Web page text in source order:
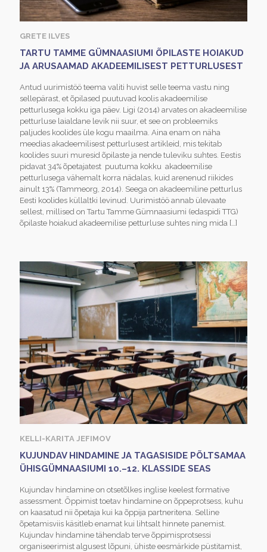
GRETE ILVES
TARTU TAMME GÜMNAASIUMI ÕPILASTE HOIAKUD
JA ARUSAAMAD AKADEEMILISEST PETTURLUSEST
Antud uurimistöö teema valiti huvist selle teema vastu ning
sellepärast, et õpilased puutuvad koolis akadeemilise
petturlusega kokku iga päev. Ligi (2014) arvates on akadeemilise
petturluse laialdane levik nii suur, et see on probleemiks
paljudes koolides üle kogu maailma. Aina enam on näha
meedias akadeemilisest petturlusest artikleid, mis tekitab
koolides suuri muresid õpilaste ja nende tuleviku suhtes. Eestis
pidavat 34% õpetajatest puutuma kokku akadeemilise
petturlusega vähemalt korra nädalas, kuid arenenud riikides
ainult 13% (Tammeorg, 2014). Seega on akadeemiline petturlus
Eesti koolides küllaltki levinud. Uurimistöö annab ülevaate
sellest, millised on Tartu Tamme Gümnaasiumi (edaspidi TTG)
õpilaste hoiakud akadeemilise petturluse suhtes ning mida […]
KELLI-KARITA JEFIMOV
KUJUNDAV HINDAMINE JA TAGASISIDE PÕLTSAMAA
ÜHISGÜMNAASIUMI 10.–12. KLASSIDE SEAS
Kujundav hindamine on otsetõlkes inglise keelest formative
assessment. Õppimist toetav hindamine on õppeprotsess, kuhu
on kaasatud nii õpetaja kui ka õppija partneritena. Selline
õpetamisviis käsitleb enamat kui lihtsalt hinnete panemist.
Kujundav hindamine tähendab terve õppimisprotsessi
organiseerimist algusest lõpuni, ühiste eesmärkide püstitamist,